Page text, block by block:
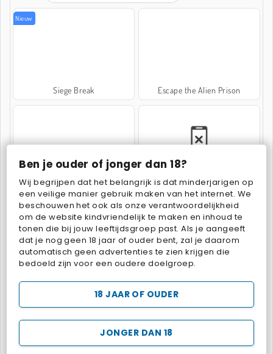
Ben je ouder of jonger dan 18?
Wij begrijpen dat het belangrijk is dat minderjarigen op
een veilige manier gebruik maken van het internet. We
beschouwen het ook als onze verantwoordelijkheid
om de website kindvriendelijk te maken en inhoud te
tonen die bij jouw leeftijdsgroep past. Als je aangeeft
dat je nog geen 18 jaar of ouder bent, zal je daarom
automatisch geen advertenties te zien krijgen die
bedoeld zijn voor een oudere doelgroep.
JONGER DAN 18
18 JAAR OF OUDER
Nieuw
Siege Break Escape the Alien Prison
One Shot Tower: Physics Destroyer Bubbits
Fashion Makeover Dash SpelunKing
POPULAIRE GRATIS SPELLETJES